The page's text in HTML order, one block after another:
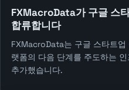
FXMacroData가 구글 스
합류합니다
FXMacroData는 구글 스타트
랫폼의 다음 단계를 주도하는
추가했습니다.